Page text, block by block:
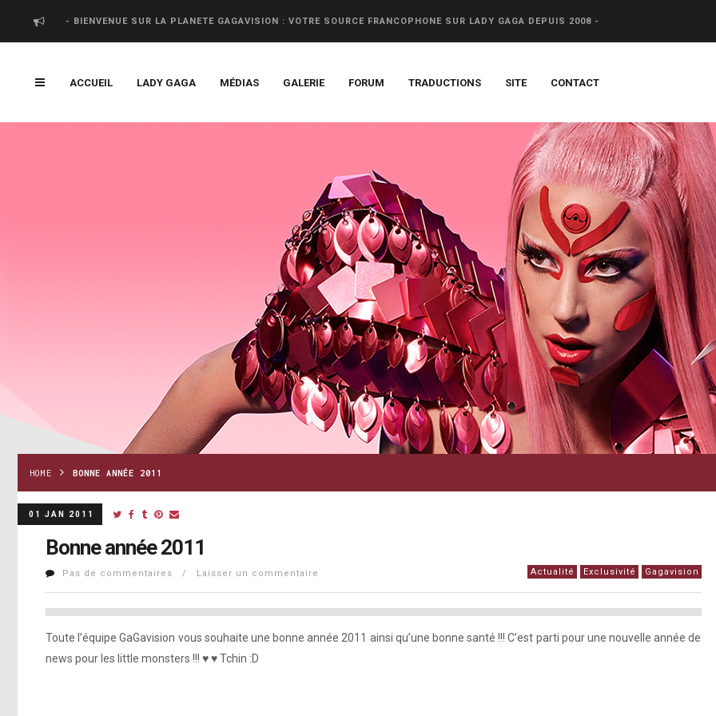
- BIENVENUE SUR LA PLANETE GAGAVISION : VOTRE SOURCE FRANCOPHONE SUR LADY GAGA DEPUIS 2008 -
ACCUEIL LADY GAGA MÉDIAS GALERIE FORUM TRADUCTIONS SITE CONTACT
HOME BONNE ANNÉE 2011
01 JAN 2011
Bonne année 2011
Pas de commentaires / Laisser un commentaire Actualité Exclusivité Gagavision
Toute l’équipe GaGavision vous souhaite une bonne année 2011 ainsi qu’une bonne santé !!! C’est parti pour une nouvelle année de
news pour les little monsters !!! ♥ ♥ Tchin :D